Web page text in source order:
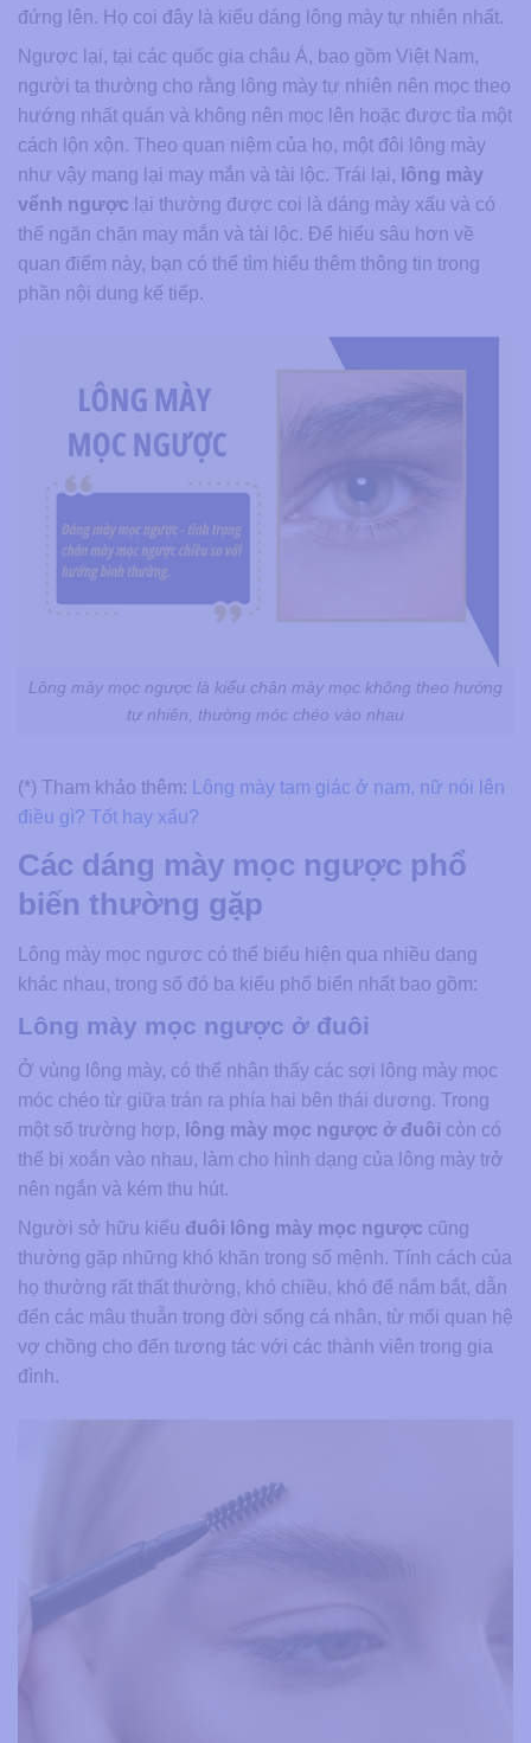
đứng lên. Họ coi đây là kiểu dáng lông mày tự nhiên nhất.
Ngược lại, tại các quốc gia châu Á, bao gồm Việt Nam,
người ta thường cho rằng lông mày tự nhiên nên mọc theo
hướng nhất quán và không nên mọc lên hoặc được tỉa một
cách lộn xộn. Theo quan niệm của họ, một đôi lông mày
như vậy mang lại may mắn và tài lộc. Trái lại, lông mày
vểnh ngược lại thường được coi là dáng mày xấu và có
thể ngăn chặn may mắn và tài lộc. Để hiểu sâu hơn về
quan điểm này, bạn có thể tìm hiểu thêm thông tin trong
phần nội dung kế tiếp.
Lông mày mọc ngược là kiểu chân mày mọc không theo hướng
tự nhiên, thường móc chéo vào nhau
(*) Tham khảo thêm:
Lông mày tam giác ở nam, nữ nói lên
điều gì? Tốt hay xấu?
Các dáng mày mọc ngược phổ
biến thường gặp
Lông mày mọc ngược có thể biểu hiện qua nhiều dạng
khác nhau, trong số đó ba kiểu phổ biến nhất bao gồm:
Lông mày mọc ngược ở đuôi
Ở vùng lông mày, có thể nhận thấy các sợi lông mày mọc
móc chéo từ giữa trán ra phía hai bên thái dương. Trong
một số trường hợp, lông mày mọc ngược ở đuôi còn có
thể bị xoắn vào nhau, làm cho hình dạng của lông mày trở
nên ngắn và kém thu hút.
Người sở hữu kiểu đuôi lông mày mọc ngược cũng
thường gặp những khó khăn trong số mệnh. Tính cách của
họ thường rất thất thường, khó chiều, khó để nắm bắt, dẫn
đến các mâu thuẫn trong đời sống cá nhân, từ mối quan hệ
vợ chồng cho đến tương tác với các thành viên trong gia
đình.